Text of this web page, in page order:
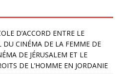
D’ACCORD ENTRE LE
DU CINÉMA DE LA FEMME DE
DE JÉRUSALEM ET LE
DE L’HOMME EN JORDANIE